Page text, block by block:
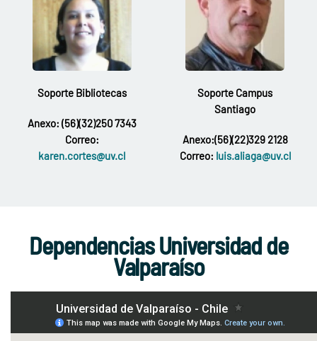
Soporte Bibliotecas
Anexo: (56)(32)250 7343
Correo:
karen.cortes@uv.cl
Soporte Campus
Santiago
Anexo:(56)(22)329 2128
Correo: luis.aliaga@uv.cl
Dependencias Universidad de
Valparaíso